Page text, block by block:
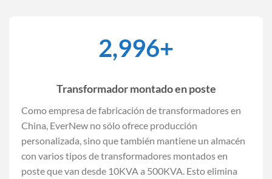
3,000+
Transformador montado en poste
Como empresa de fabricación de transformadores en
China, EverNew no sólo ofrece producción
personalizada, sino que también mantiene un almacén
con varios tipos de transformadores montados en
poste que van desde 10KVA a 500KVA. Esto elimina